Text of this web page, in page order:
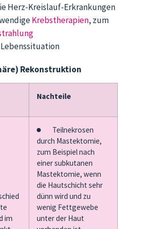
Herz-Kreislauf-Erkrankungen
Krebstherapien, zum
Rekonstruktion
Nachteile
im
Teilnekrosen
durch Mastektomie,
zum Beispiel nach
einer subkutanen
Mastektomie, wenn
die Hautschicht sehr
dünn wird und zu
wenig Fettgewebe
unter der Haut